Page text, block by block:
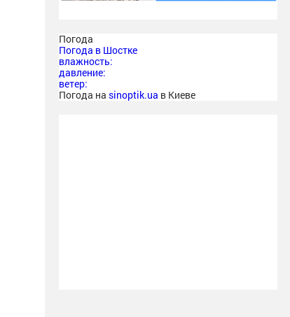
Погода
Погода в Шостке
влажность:
давление:
ветер:
Погода на sinoptik.ua в Киеве